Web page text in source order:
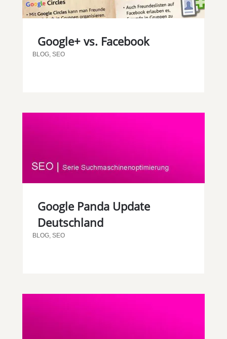
Google+ vs. Facebook
BLOG, SEO
Google Panda Update
Deutschland
BLOG, SEO